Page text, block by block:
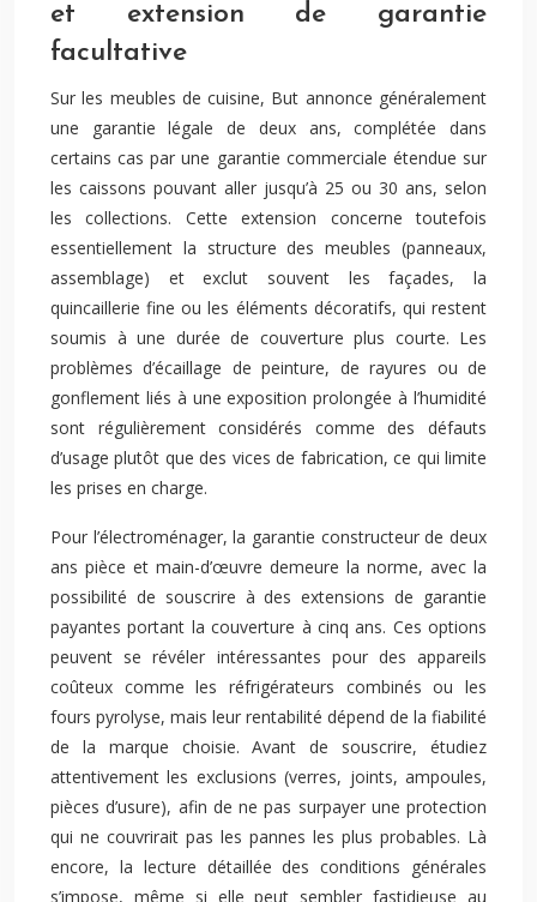
et extension de garantie
facultative
Sur les meubles de cuisine, But annonce généralement
une garantie légale de deux ans, complétée dans
certains cas par une garantie commerciale étendue sur
les caissons pouvant aller jusqu’à 25 ou 30 ans, selon
les collections. Cette extension concerne toutefois
essentiellement la structure des meubles (panneaux,
assemblage) et exclut souvent les façades, la
quincaillerie fine ou les éléments décoratifs, qui restent
soumis à une durée de couverture plus courte. Les
problèmes d’écaillage de peinture, de rayures ou de
gonflement liés à une exposition prolongée à l’humidité
sont régulièrement considérés comme des défauts
d’usage plutôt que des vices de fabrication, ce qui limite
les prises en charge.
Pour l’électroménager, la garantie constructeur de deux
ans pièce et main-d’œuvre demeure la norme, avec la
possibilité de souscrire à des extensions de garantie
payantes portant la couverture à cinq ans. Ces options
peuvent se révéler intéressantes pour des appareils
coûteux comme les réfrigérateurs combinés ou les
fours pyrolyse, mais leur rentabilité dépend de la fiabilité
de la marque choisie. Avant de souscrire, étudiez
attentivement les exclusions (verres, joints, ampoules,
pièces d’usure), afin de ne pas surpayer une protection
qui ne couvrirait pas les pannes les plus probables. Là
encore, la lecture détaillée des conditions générales
s’impose, même si elle peut sembler fastidieuse au